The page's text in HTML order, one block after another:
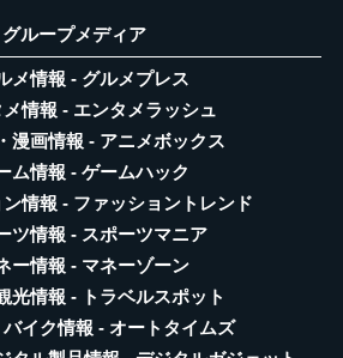
グループメディア
メ情報 - グルメプレス
メ情報 - エンタメラッシュ
漫画情報 - アニメボックス
ム情報 - ゲームハック
情報 - ファッショントレンド
ツ情報 - スポーツマニア
ー情報 - マネーゾーン
光情報 - トラベルスポット
バイク情報 - オートタイムズ